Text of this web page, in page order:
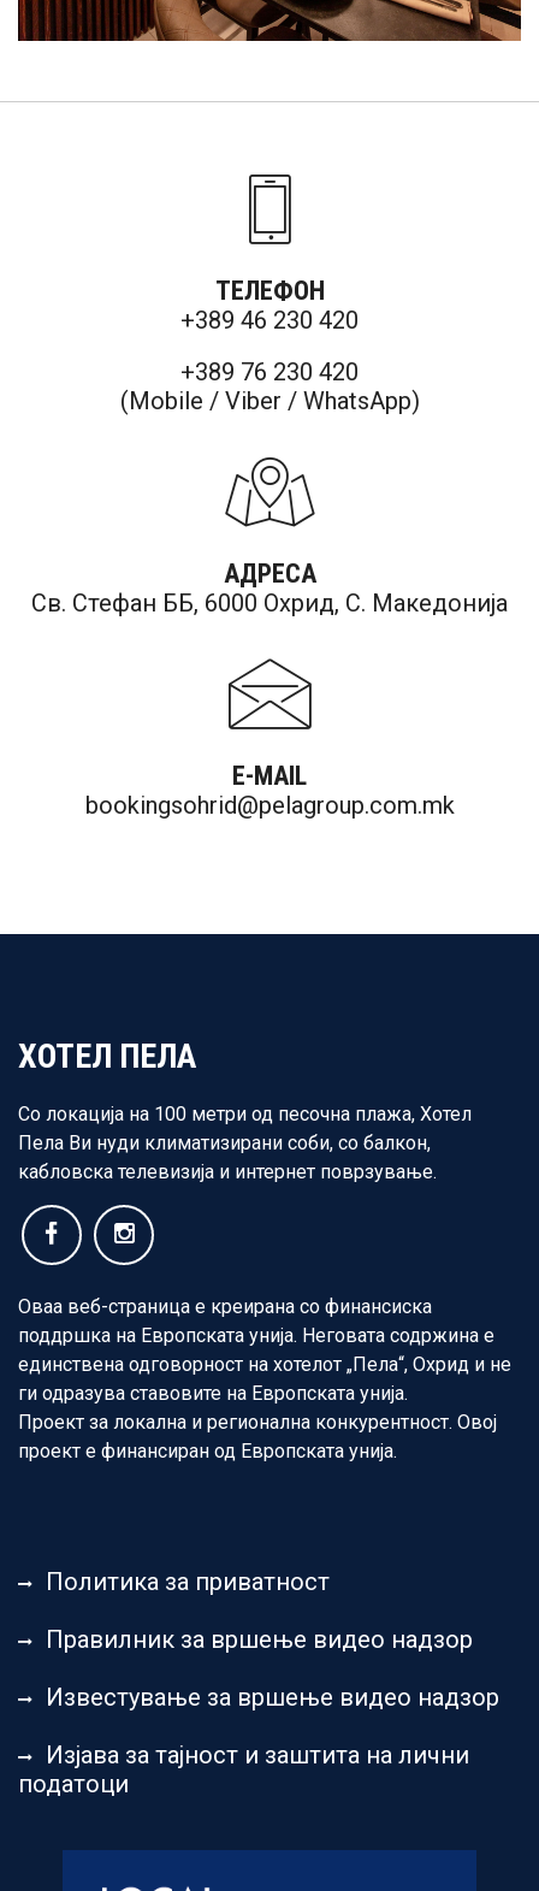
ТЕЛЕФОН
+389 46 230 420
+389 76 230 420
(Mobile / Viber / WhatsApp)
АДРЕСА
Св. Стефан ББ, 6000 Охрид, С. Македонија
E-MAIL
bookingsohrid@pelagroup.com.mk
ХОТЕЛ ПЕЛА
Со локација на 100 метри од песочна плажа, Хотел
Пела Ви нуди климатизирани соби, со балкон,
кабловска телевизија и интернет поврзување.
Оваа веб-страница е креирана со финансиска
поддршка на Европската унија. Неговата содржина е
единствена одговорност на хотелот „Пела“, Охрид и не
ги одразува ставовите на Европската унија.
Проект за локална и регионална конкурентност. Овој
проект е финансиран од Европската унија.
Политика за приватност
Правилник за вршење видео надзор
Известување за вршење видео надзор
Изјава за тајност и заштита на лични
податоци